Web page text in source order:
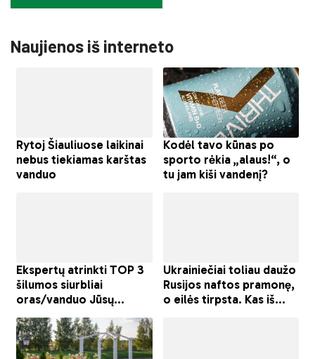
Naujienos iš interneto